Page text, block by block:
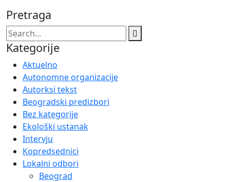
Pretraga
Kategorije
Aktuelno
Autonomne organizacije
Autorksi tekst
Beogradski predizbori
Bez kategorije
Ekološki ustanak
Intervju
Kopredsednici
Lokalni odbori
Beograd